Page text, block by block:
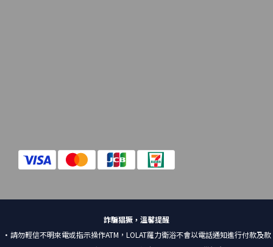
詐騙猖獗，溫馨提醒
•請勿輕信不明來電或指示操作ATM，LOLAT羅力衛浴不會以電話通知進行付款及款